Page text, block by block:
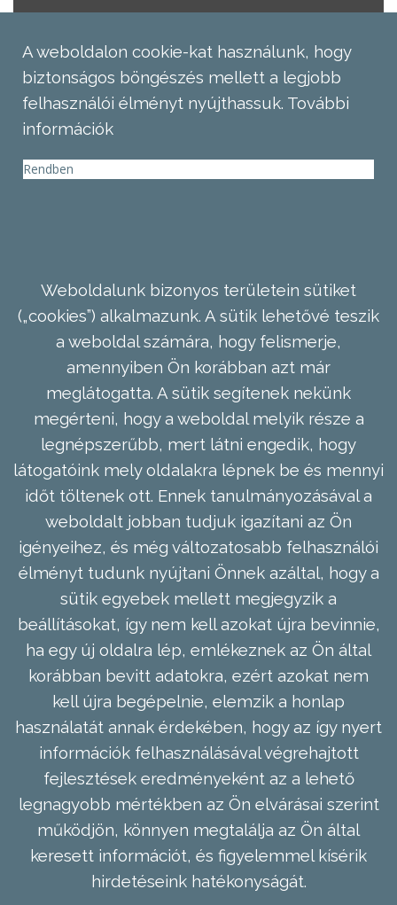
A weboldalon cookie-kat használunk, hogy
biztonságos böngészés mellett a legjobb
felhasználói élményt nyújthassuk. További
információk
Rendben
Weboldalunk bizonyos területein sütiket
(„cookies”) alkalmazunk. A sütik lehetővé teszik
a weboldal számára, hogy felismerje,
amennyiben Ön korábban azt már
meglátogatta. A sütik segítenek nekünk
megérteni, hogy a weboldal melyik része a
legnépszerűbb, mert látni engedik, hogy
látogatóink mely oldalakra lépnek be és mennyi
időt töltenek ott. Ennek tanulmányozásával a
weboldalt jobban tudjuk igazítani az Ön
igényeihez, és még változatosabb felhasználói
élményt tudunk nyújtani Önnek azáltal, hogy a
sütik egyebek mellett megjegyzik a
beállításokat, így nem kell azokat újra bevinnie,
ha egy új oldalra lép, emlékeznek az Ön által
korábban bevitt adatokra, ezért azokat nem
kell újra begépelnie, elemzik a honlap
használatát annak érdekében, hogy az így nyert
információk felhasználásával végrehajtott
fejlesztések eredményeként az a lehető
legnagyobb mértékben az Ön elvárásai szerint
működjön, könnyen megtalálja az Ön által
keresett információt, és figyelemmel kísérik
hirdetéseink hatékonyságát.